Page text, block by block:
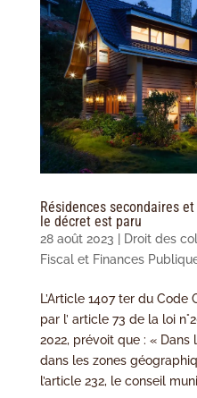
Résidences secondaires
le décret est paru
28 août 2023 Droit des
Fiscal et Finances
L’Article 1407 ter du
par l’ article 73 de la loi
2022, prévoit que : «
dans les zones
l’article 232, le conseil